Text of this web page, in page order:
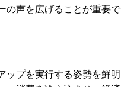
の声を広げることが重要で
ップを実行する姿勢を鮮明